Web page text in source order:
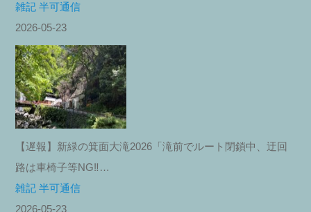
雑記 半可通信
2026-05-23
【遅報】新緑の箕面大滝2026「滝前でルート閉鎖中、迂回
路は車椅子等NG‼︎…
雑記 半可通信
2026-05-23